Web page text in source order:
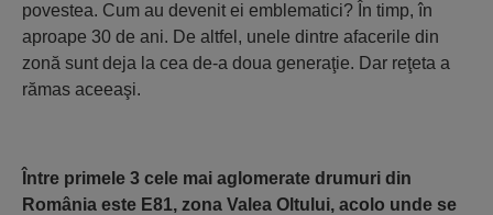
povestea. Cum au devenit ei emblematici? În timp, în
aproape 30 de ani. De altfel, unele dintre afacerile din
zonă sunt deja la cea de-a doua generaţie. Dar reţeta a
rămas aceeaşi.
Între primele 3 cele mai aglomerate drumuri din
România este E81, zona Valea Oltului, acolo unde se